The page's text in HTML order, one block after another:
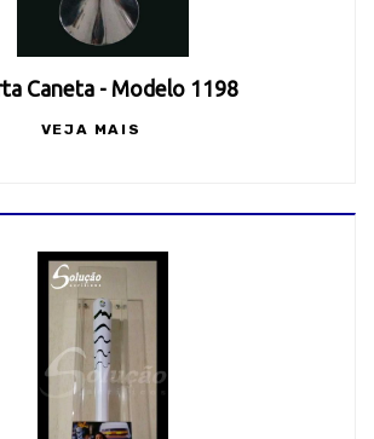
Caneta - Modelo 1198
VEJA MAIS